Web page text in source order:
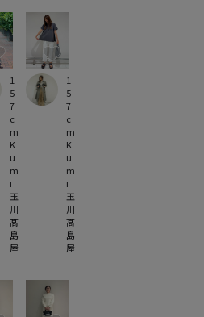
玉
川
髙
島
屋
K
u
m
i
1
5
7
c
m
玉
川
髙
島
屋
K
u
m
i
1
5
7
c
m